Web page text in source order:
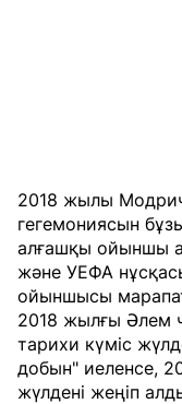
2018 жылы
гегемониясын
алғашқы ойыншы
және УЕФА
ойыншысы
2018 жылғы Әлем
тарихи күміс
добын" иеленсе,
жүлдені жеңіп